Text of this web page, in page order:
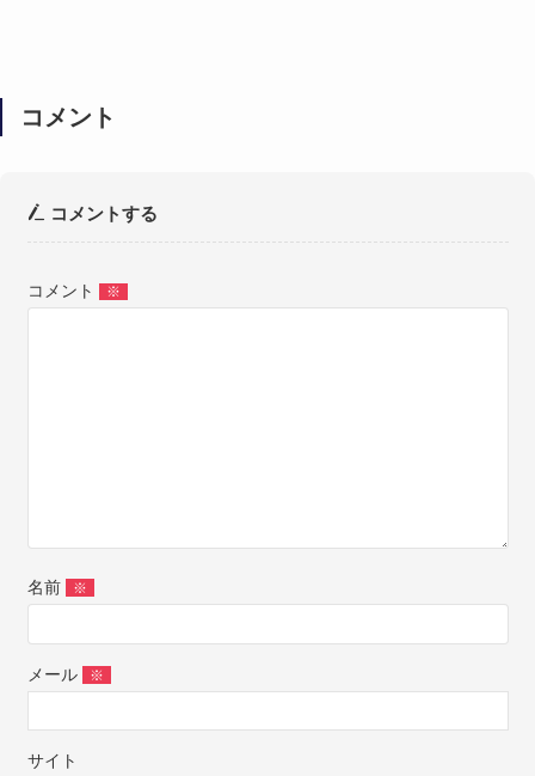
コメント
コメントする
コメント ※
名前 ※
メール ※
サイト